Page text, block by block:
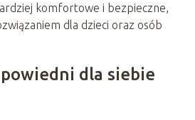
komfortowe i bezpieczne,
dla dzieci oraz osób
dla siebie